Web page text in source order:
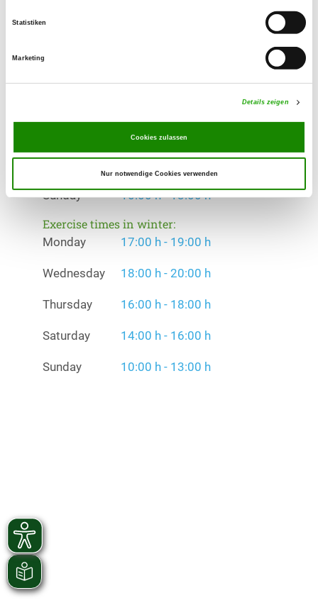
Statistiken
Marketing
Details zeigen
Cookies zulassen
Nur notwendige Cookies verwenden
16:00 h - 18:00 h
Saturday 14:00 h - 16:00 h
Sunday 10:00 h - 13:00 h
Exercise times in winter:
Monday 17:00 h - 19:00 h
Wednesday 18:00 h - 20:00 h
Thursday 16:00 h - 18:00 h
Saturday 14:00 h - 16:00 h
Sunday 10:00 h - 13:00 h